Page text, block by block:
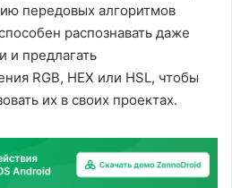
передовых алгоритмов
распознавать даже
и предлагать
RGB, HEX или HSL, чтобы
их в своих проектах.